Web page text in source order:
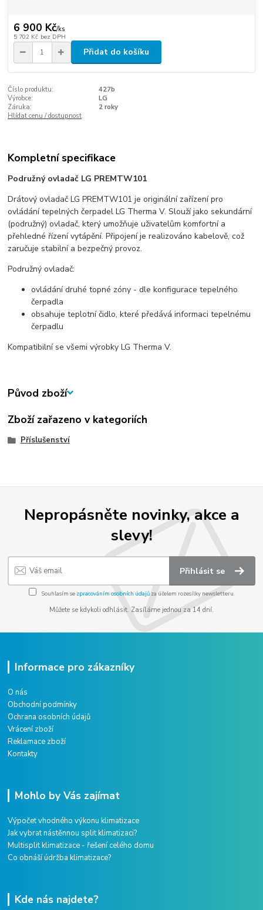
6 900 Kč/ks
5 702 Kč bez DPH
Přidat do košíku
Číslo produktu:
427b
Výrobce:
LG
Záruka:
2 roky
Hlídat cenu / dostupnost
Kompletní specifikace
Podružný ovladač LG PREMTW101
Drátový ovladač LG PREMTW101 je originální zařízení pro
ovládání tepelných čerpadel LG Therma V. Slouží jako sekundární
(podružný) ovladač, který umožňuje uživatelům komfortní a
přehledné řízení vytápění. Připojení je realizováno kabelově, což
zaručuje stabilní a bezpečný provoz.
Podružný ovladač:
ovládání druhé topné zóny - dle konfigurace tepelného
čerpadla
obsahuje teplotní čidlo, které předává informaci tepelnému
čerpadlu
Kompatibilní se všemi výrobky LG Therma V.
Původ zboží
Zboží zařazeno v kategoriích
Příslušenství
Nepropásněte novinky, akce a
slevy!
Přihlásit se
Souhlasím se zpracováním osobních údajůza účelem rozesílky newsletteru.
Můžete se kdykoli odhlásit. Zasíláme jednou za 14 dní.
Informace pro zákazníky
O nás
Obchodní podmínky
Ochrana osobních údajů
Vrácení zboží
Reklamace zboží
Kontakty
Mohlo by Vás zajímat
Výpočet vhodného výkonu klimatizace
Jak vybrat nástěnnou split klimatizaci?
Multisplit klimatizace - řešení celého domu
Co obnáší údržba klimatizace?
Kde nás najdete?